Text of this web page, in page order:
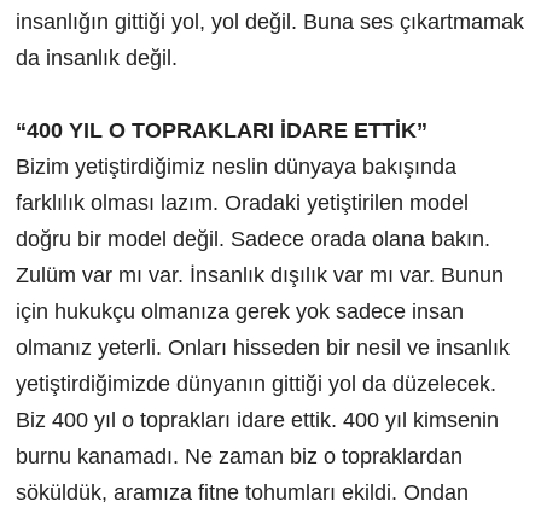
insanlığın gittiği yol, yol değil. Buna ses çıkartmamak
da insanlık değil.
“400 YIL O TOPRAKLARI İDARE ETTİK”
Bizim yetiştirdiğimiz neslin dünyaya bakışında
farklılık olması lazım. Oradaki yetiştirilen model
doğru bir model değil. Sadece orada olana bakın.
Zulüm var mı var. İnsanlık dışılık var mı var. Bunun
için hukukçu olmanıza gerek yok sadece insan
olmanız yeterli. Onları hisseden bir nesil ve insanlık
yetiştirdiğimizde dünyanın gittiği yol da düzelecek.
Biz 400 yıl o toprakları idare ettik. 400 yıl kimsenin
burnu kanamadı. Ne zaman biz o topraklardan
söküldük, aramıza fitne tohumları ekildi. Ondan